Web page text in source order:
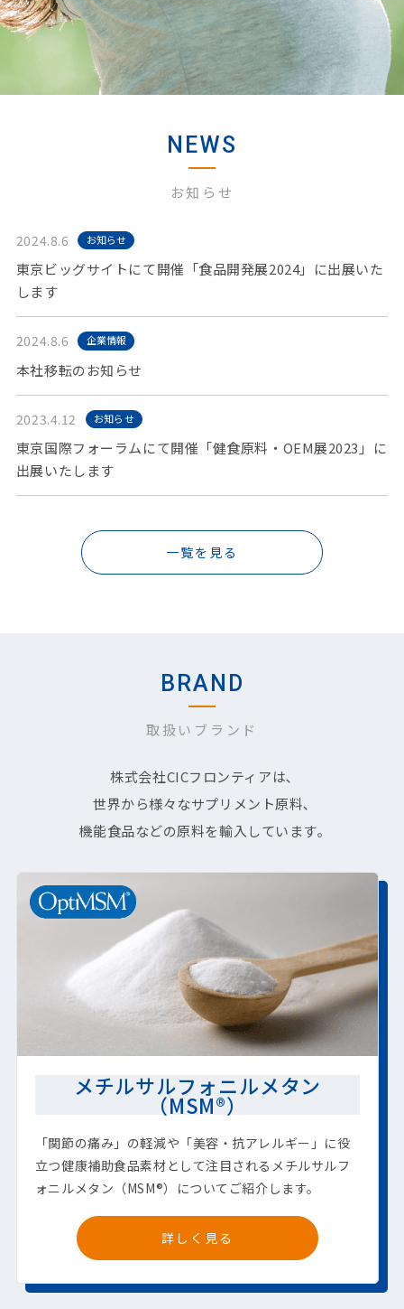
NEWS
お知らせ
2024.8.6 お知らせ
東京ビッグサイトにて開催「食品開発展2024」に出展いた
します
2024.8.6 企業情報
本社移転のお知らせ
2023.4.12 お知らせ
東京国際フォーラムにて開催「健食原料・OEM展2023」に
出展いたします
一覧を見る
BRAND
取扱いブランド
株式会社CICフロンティアは､
世界から様々なサプリメント原料､
機能食品などの原料を輸入しています｡
メチルサルフォニルメタン
（MSM®）
「関節の痛み」の軽減や「美容・抗アレルギー」に役
立つ健康補助食品素材として注目されるメチルサルフ
ォニルメタン（MSM®）についてご紹介します。
詳しく見る